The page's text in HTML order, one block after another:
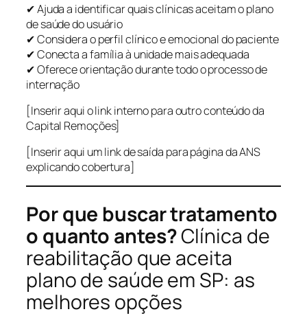
✔ Ajuda a identificar quais clínicas aceitam o plano
de saúde do usuário
✔ Considera o perfil clínico e emocional do paciente
✔ Conecta a família à unidade mais adequada
✔ Oferece orientação durante todo o processo de
internação
[Inserir aqui o link interno para outro conteúdo da
Capital Remoções]
[Inserir aqui um link de saída para página da ANS
explicando cobertura]
Por que buscar tratamento
o quanto antes?Clínica de
reabilitação que aceita
plano de saúde em SP: as
melhores opções